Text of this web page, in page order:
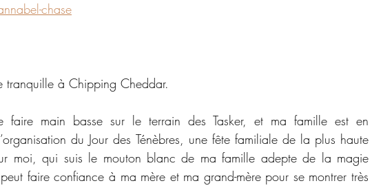
chase
tranquille à Chipping Cheddar.
faire main basse sur le terrain des Tasker, et ma famille est en
du Jour des Ténèbres, une fête familiale de la plus haute
moi, qui suis le mouton blanc de ma famille adepte de la magie
faire confiance à ma mère et ma grand-mère pour se montrer très